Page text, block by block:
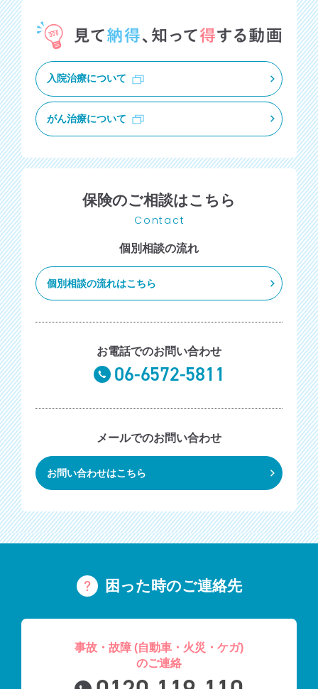
入院治療について
がん治療について
保険のご相談はこちら
Contact
個別相談の流れ
個別相談の流れはこちら
お電話でのお問い合わせ
06-6572-5811
メールでのお問い合わせ
お問い合わせはこちら
困った時のご連絡先
事故・故障 (自動車・火災・ケガ)
のご連絡